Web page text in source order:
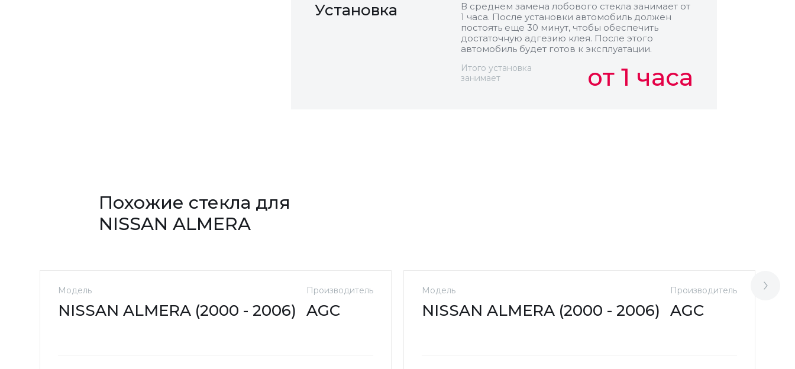
Установка
В среднем замена лобового стекла занимает от
1 часа. После установки автомобиль должен
постоять еще 30 минут, чтобы обеспечить
достаточную адгезию клея. После этого
автомобиль будет готов к эксплуатации.
Итого установка
занимает
от 1 часа
Похожие стекла для
NISSAN ALMERA
Модель
NISSAN ALMERA (2000 - 2006)
Производитель
AGC
Модель
NISSAN ALMERA (2000 - 2006)
Производитель
AGC